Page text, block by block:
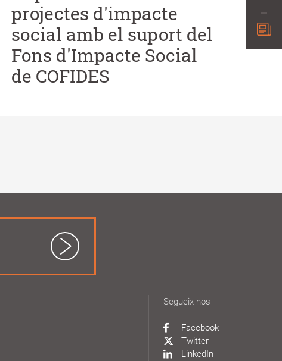
projectes d'impacte
social amb el suport del
Fons d'Impacte Social
de COFIDES
Segueix-nos
Facebook
Twitter
LinkedIn